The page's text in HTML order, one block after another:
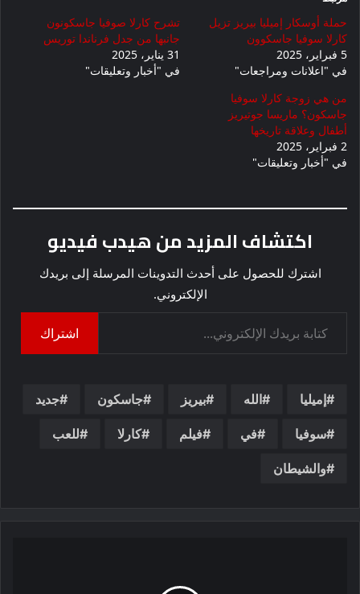
حملة أوسكار إميليا بيريز تزيل
كارلا سوفيا جاسكوون
5 فبراير، 2025
في "اعلانات ومراجعات"
تشرح كارلا صوفيا جاسكونون
جانبها من جدل فرناندا توريس
31 يناير، 2025
في "أخبار وتعليقات"
من هي زوجة كارلا سوفيا
جاسكون؟ ماريسا جوتيريز
أطفال وعلاقة تاريخها
2 فبراير، 2025
في "أخبار وتعليقات"
اكتشاف المزيد من هيدب فيديو
اشترك للحصول على أحدث التدوينات المرسلة إلى بريدك
الإلكتروني.
اشتراك
إميليا الله بيريز جاسكون جديد
سوفيا في فيلم كارلا للعب
والشيطان